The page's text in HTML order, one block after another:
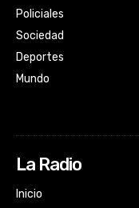
Policiales
Sociedad
Deportes
Mundo
La Radio
Inicio